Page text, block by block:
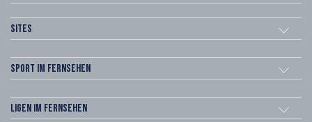
Sites
Sport im Fernsehen
Ligen im Fernsehen